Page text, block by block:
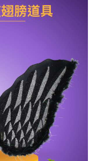
號之用戶狀況，依本公司即
情形，本公司將視審查結果
。若發現惡意使用之情形，
額度並採取法律行動。